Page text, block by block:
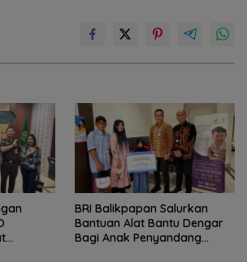
BRI Balikpapan Salurkan
Bantuan Alat Bantu Dengar
Bagi Anak Penyandang